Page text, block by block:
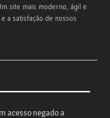
site mais moderno, ágil e
a satisfação de nossos
acesso negado a